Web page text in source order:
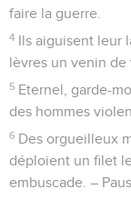
faire la guerre.
4 Ils aiguisent leur
lèvres un venin de
5 Eternel, garde-
des hommes
6 Des orgueilleux
déploient un filet
embuscade. –